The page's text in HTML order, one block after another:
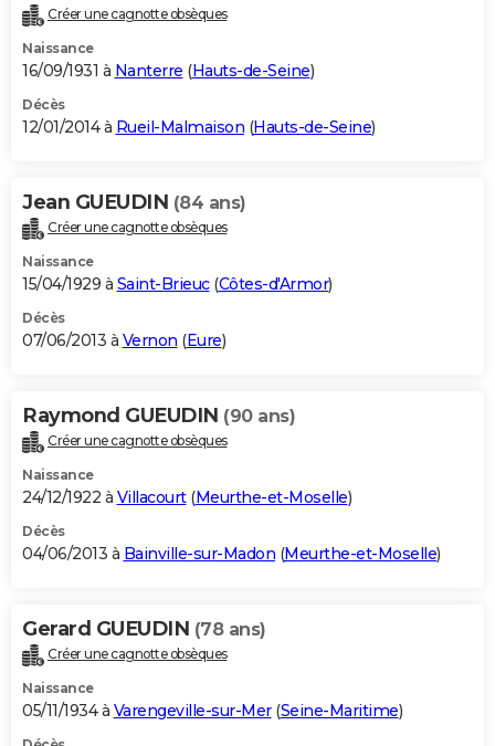
Créer une cagnotte obsèques
Naissance
16/09/1931 à Nanterre (Hauts-de-Seine)
Décès
12/01/2014 à Rueil-Malmaison (Hauts-de-Seine)
Jean GUEUDIN (84 ans)
Créer une cagnotte obsèques
Naissance
15/04/1929 à Saint-Brieuc(Côtes-d'Armor)
Décès
07/06/2013 à Vernon (Eure)
Raymond GUEUDIN (90 ans)
Créer une cagnotte obsèques
Naissance
24/12/1922 à Villacourt(Meurthe-et-Moselle)
Décès
04/06/2013 à Bainville-sur-Madon (Meurthe-et-Moselle)
Gerard GUEUDIN (78 ans)
Créer une cagnotte obsèques
Naissance
05/11/1934 à Varengeville-sur-Mer(Seine-Maritime)